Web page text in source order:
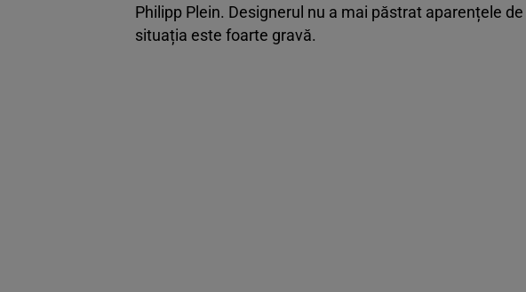
Philipp Plein. Designerul nu a mai păstrat aparențele
situația este foarte gravă.